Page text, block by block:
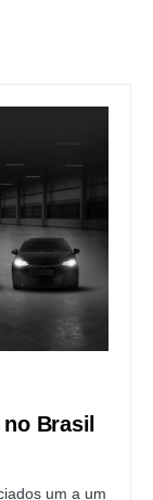
Brasil
um a um